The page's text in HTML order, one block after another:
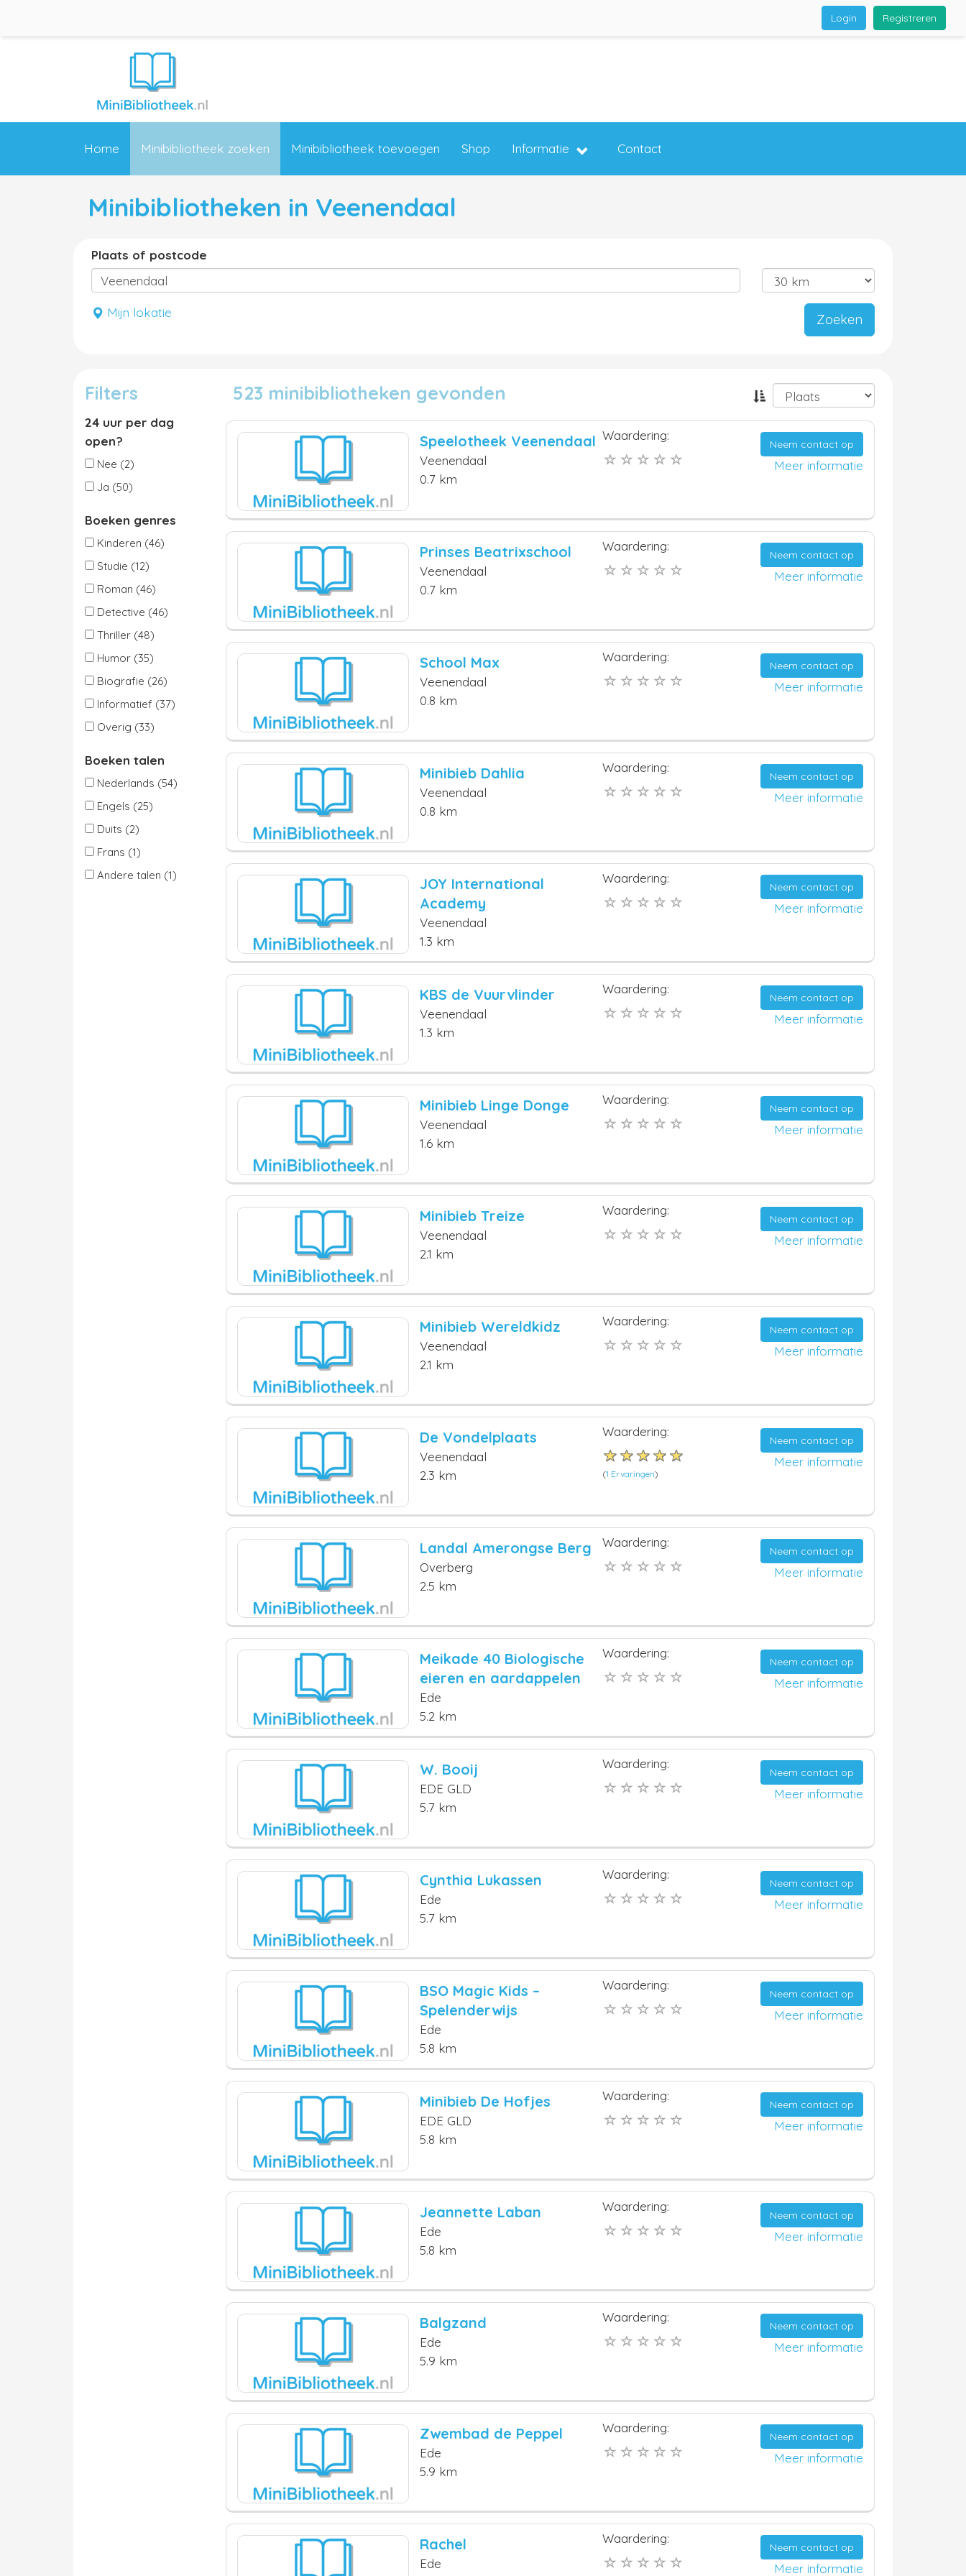
Registreren
Login
Home Minibibliotheek zoeken Minibibliotheek toevoegen Shop Informatie Contact
Minibibliotheken in Veenendaal
Plaats of postcode
Mijn lokatie Zoeken
Filters
24 uur per dag
open?
Nee (2)
Ja (50)
Boeken genres
Kinderen (46)
Studie (12)
Roman (46)
Detective (46)
Thriller (48)
Humor (35)
Biografie (26)
Informatief (37)
Overig (33)
Boeken talen
Nederlands (54)
Engels (25)
Duits (2)
Frans (1)
Andere talen (1)
523 minibibliotheken gevonden
Speelotheek Veenendaal
Veenendaal
0.7 km
Waardering:
Neem contact op
Meer informatie
Prinses Beatrixschool
Veenendaal
0.7 km
Waardering:
Neem contact op
Meer informatie
School Max
Veenendaal
0.8 km
Waardering:
Neem contact op
Meer informatie
Minibieb Dahlia
Veenendaal
0.8 km
Waardering:
Neem contact op
Meer informatie
JOY International
Academy
Veenendaal
1.3 km
Waardering:
Neem contact op
Meer informatie
KBS de Vuurvlinder
Veenendaal
1.3 km
Waardering:
Neem contact op
Meer informatie
Minibieb Linge Donge
Veenendaal
1.6 km
Waardering:
Neem contact op
Meer informatie
Minibieb Treize
Veenendaal
2.1 km
Waardering:
Neem contact op
Meer informatie
Minibieb Wereldkidz
Veenendaal
2.1 km
Waardering:
Neem contact op
Meer informatie
De Vondelplaats
Veenendaal
2.3 km
Waardering:
(1 Ervaringen)
Neem contact op
Meer informatie
Landal Amerongse Berg
Overberg
2.5 km
Waardering:
Neem contact op
Meer informatie
Meikade 40 Biologische
eieren en aardappelen
Ede
5.2 km
Waardering:
Neem contact op
Meer informatie
W. Booij
EDE GLD
5.7 km
Waardering:
Neem contact op
Meer informatie
Cynthia Lukassen
Ede
5.7 km
Waardering:
Neem contact op
Meer informatie
BSO Magic Kids –
Spelenderwijs
Ede
5.8 km
Waardering:
Neem contact op
Meer informatie
Minibieb De Hofjes
EDE GLD
5.8 km
Waardering:
Neem contact op
Meer informatie
Jeannette Laban
Ede
5.8 km
Waardering:
Neem contact op
Meer informatie
Balgzand
Ede
5.9 km
Waardering:
Neem contact op
Meer informatie
Zwembad de Peppel
Ede
5.9 km
Waardering:
Neem contact op
Meer informatie
Rachel
Ede
Waardering:
Neem contact op
Meer informatie